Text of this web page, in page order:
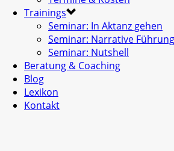
Trainings
Seminar: In Aktanz gehen
Seminar: Narrative
Seminar: Nutshell
Beratung & Coaching
Blog
Lexikon
Kontakt